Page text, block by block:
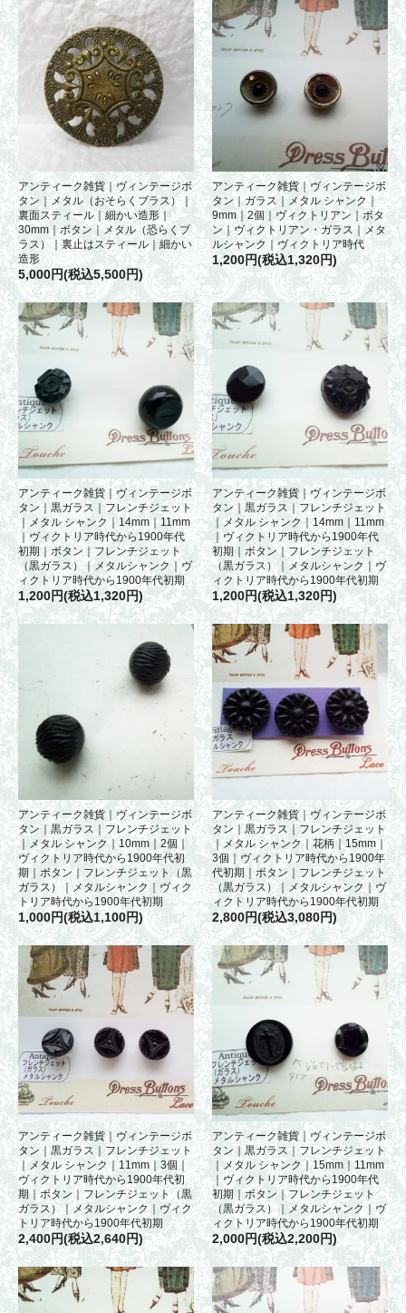
アンティーク雑貨｜ヴィンテージボ
タン｜メタル（おそらくブラス）｜
裏面スティール｜細かい造形｜
30mm｜ボタン｜メタル（恐らくブ
ラス）｜裏止はスティール｜細かい
造形
5,000円(税込5,500円)
アンティーク雑貨｜ヴィンテージボ
タン｜ガラス｜メタル シャンク｜
9mm｜2個｜ヴィクトリアン｜ボタ
ン｜ヴィクトリアン・ガラス｜メタ
ルシャンク｜ヴィクトリア時代
1,200円(税込1,320円)
アンティーク雑貨｜ヴィンテージボ
タン｜黒ガラス｜フレンチジェット
｜メタル シャンク｜14mm｜11mm
｜ヴィクトリア時代から1900年代
初期｜ボタン｜フレンチジェット
（黒ガラス）｜メタルシャンク｜ヴ
ィクトリア時代から1900年代初期
1,200円(税込1,320円)
アンティーク雑貨｜ヴィンテージボ
タン｜黒ガラス｜フレンチジェット
｜メタル シャンク｜14mm｜11mm
｜ヴィクトリア時代から1900年代
初期｜ボタン｜フレンチジェット
（黒ガラス）｜メタルシャンク｜ヴ
ィクトリア時代から1900年代初期
1,200円(税込1,320円)
アンティーク雑貨｜ヴィンテージボ
タン｜黒ガラス｜フレンチジェット
｜メタル シャンク｜10mm｜2個｜
ヴィクトリア時代から1900年代初
期｜ボタン｜フレンチジェット（黒
ガラス）｜メタルシャンク｜ヴィク
トリア時代から1900年代初期
1,000円(税込1,100円)
アンティーク雑貨｜ヴィンテージボ
タン｜黒ガラス｜フレンチジェット
｜メタル シャンク｜花柄｜15mm｜
3個｜ヴィクトリア時代から1900年
代初期｜ボタン｜フレンチジェット
（黒ガラス）｜メタルシャンク｜ヴ
ィクトリア時代から1900年代初期
2,800円(税込3,080円)
アンティーク雑貨｜ヴィンテージボ
タン｜黒ガラス｜フレンチジェット
｜メタル シャンク｜11mm｜3個｜
ヴィクトリア時代から1900年代初
期｜ボタン｜フレンチジェット（黒
ガラス）｜メタルシャンク｜ヴィク
トリア時代から1900年代初期
2,400円(税込2,640円)
アンティーク雑貨｜ヴィンテージボ
タン｜黒ガラス｜フレンチジェット
｜メタル シャンク｜15mm｜11mm
｜ヴィクトリア時代から1900年代
初期｜ボタン｜フレンチジェット
（黒ガラス）｜メタルシャンク｜ヴ
ィクトリア時代から1900年代初期
2,000円(税込2,200円)